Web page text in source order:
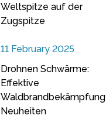
Weltspitze auf der
Zugspitze
11 February 2025
Drohnen Schwärme:
Effektive
Waldbrandbekämpfung
Neuheiten